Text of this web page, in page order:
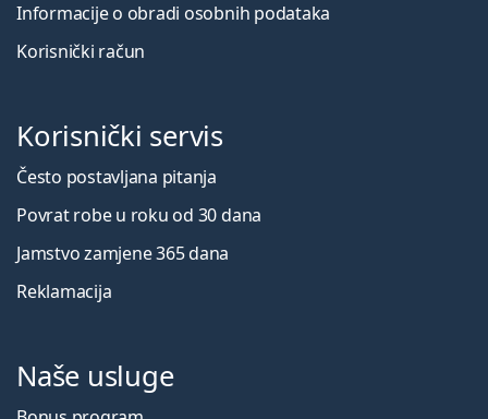
Informacije o obradi osobnih podataka
Korisnički račun
Korisnički servis
Često postavljana pitanja
Povrat robe u roku od 30 dana
Jamstvo zamjene 365 dana
Reklamacija
Naše usluge